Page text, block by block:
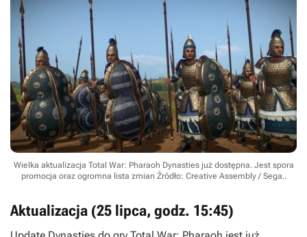
Wielka aktualizacja Total War: Pharaoh Dynasties już dostępna. Jest spora
promocja oraz ogromna lista zmian Źródło: Creative Assembly / Sega..
Aktualizacja (25 lipca, godz. 15:45)